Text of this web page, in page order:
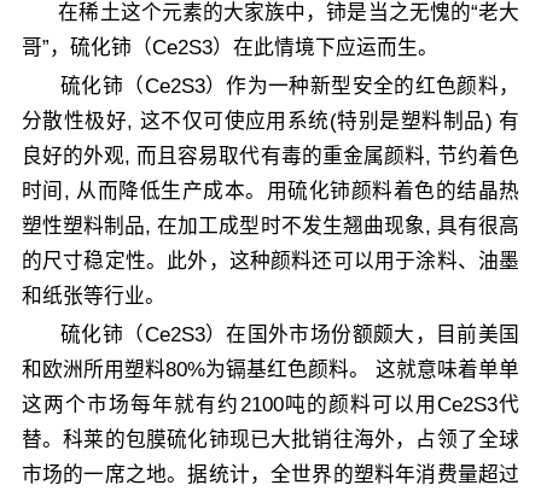
在稀土这个元素的大家族中，铈是当之无愧的“老大
哥”，硫化铈（Ce2S3）在此情境下应运而生。
硫化铈（Ce2S3）作为一种新型安全的红色颜料，
分散性极好, 这不仅可使应用系统(特别是塑料制品) 有
良好的外观, 而且容易取代有毒的重金属颜料, 节约着色
时间, 从而降低生产成本。用硫化铈颜料着色的结晶热
塑性塑料制品, 在加工成型时不发生翘曲现象, 具有很高
的尺寸稳定性。此外，这种颜料还可以用于涂料、油墨
和纸张等行业。
硫化铈（Ce2S3）在国外市场份额颇大，目前美国
和欧洲所用塑料80%为镉基红色颜料。 这就意味着单单
这两个市场每年就有约2100吨的颜料可以用Ce2S3代
替。科莱的包膜硫化铈现已大批销往海外，占领了全球
市场的一席之地。据统计，全世界的塑料年消费量超过